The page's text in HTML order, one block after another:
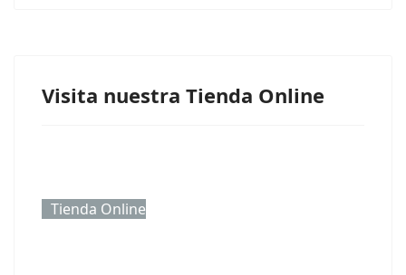
Visita nuestra Tienda Online
Tienda Online